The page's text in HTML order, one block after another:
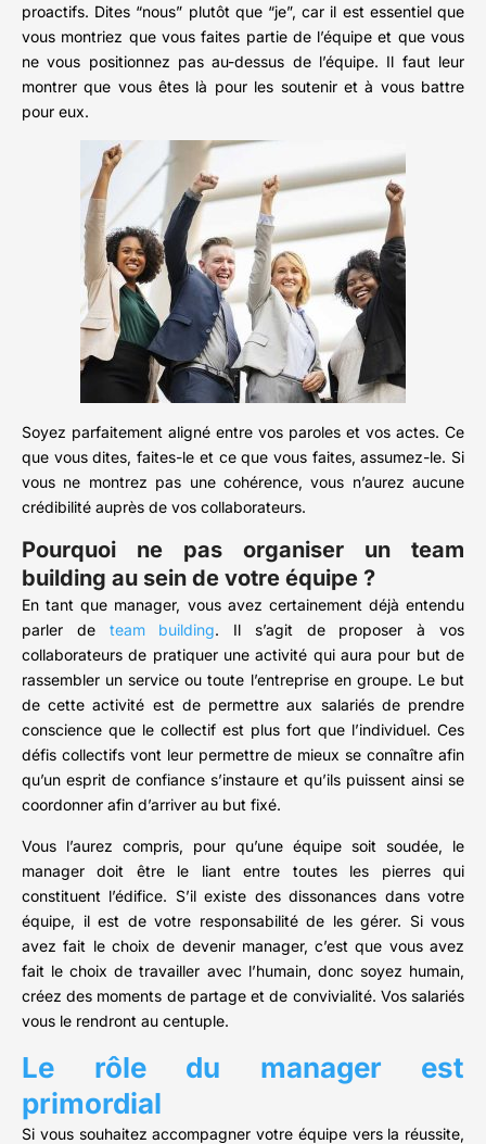
proactifs. Dites “nous” plutôt que “je”, car il est essentiel que
vous montriez que vous faites partie de l’équipe et que vous
ne vous positionnez pas au-dessus de l’équipe. Il faut leur
montrer que vous êtes là pour les soutenir et à vous battre
pour eux.
Soyez parfaitement aligné entre vos paroles et vos actes. Ce
que vous dites, faites-le et ce que vous faites, assumez-le. Si
vous ne montrez pas une cohérence, vous n’aurez aucune
crédibilité auprès de vos collaborateurs.
Pourquoi ne pas organiser un team
building au sein de votre équipe ?
En tant que manager, vous avez certainement déjà entendu
parler de team building. Il s’agit de proposer à vos
collaborateurs de pratiquer une activité qui aura pour but de
rassembler un service ou toute l’entreprise en groupe. Le but
de cette activité est de permettre aux salariés de prendre
conscience que le collectif est plus fort que l’individuel. Ces
défis collectifs vont leur permettre de mieux se connaître afin
qu’un esprit de confiance s’instaure et qu’ils puissent ainsi se
coordonner afin d’arriver au but fixé.
Vous l’aurez compris, pour qu’une équipe soit soudée, le
manager doit être le liant entre toutes les pierres qui
constituent l’édifice. S’il existe des dissonances dans votre
équipe, il est de votre responsabilité de les gérer. Si vous
avez fait le choix de devenir manager, c’est que vous avez
fait le choix de travailler avec l’humain, donc soyez humain,
créez des moments de partage et de convivialité. Vos salariés
vous le rendront au centuple.
Le rôle du manager est
primordial
Si vous souhaitez accompagner votre équipe vers la réussite,